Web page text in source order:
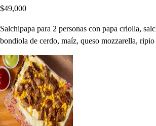
$49,000
Salchipapa para 2 personas con papa criolla,
bondiola de cerdo, maíz, queso mozzarella, ripio